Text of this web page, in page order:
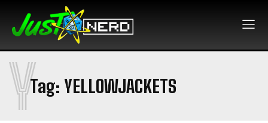
Tag: YELLOWJACKETS
Y